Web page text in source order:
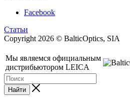
Facebook
Статьи
Copyright 2026 © BalticOptics, SIA
Мы являемся официальным
дистрибьютором LEICA
Найти